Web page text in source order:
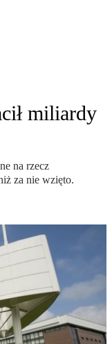
miliardy
na rzecz
za nie wzięto.